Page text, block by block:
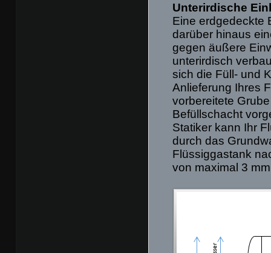
Unterirdische
Eine erdgedeckte
darüber hinaus
gegen äußere
unterirdisch
sich die Füll- und
Anlieferung Ihres
vorbereitete
Befüllschacht
Statiker kann Ihr
durch das
Flüssiggastank
von maximal 3